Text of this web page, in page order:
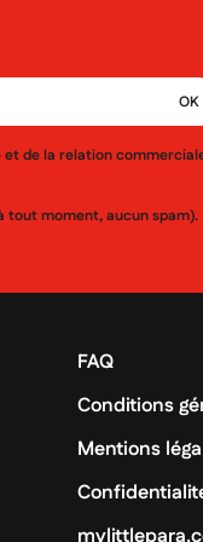
et de la relation
tout moment, aucun spam).
FAQ
Conditions
Mentions